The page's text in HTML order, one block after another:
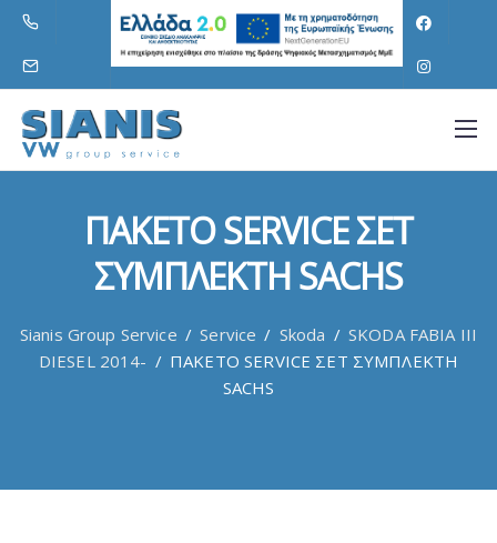
ΠΑΚΕΤΟ SERVICE ΣΕΤ
ΣΥΜΠΛΕΚΤΗ SACHS
Sianis Group Service / Service / Skoda / SKODA FABIA III
DIESEL 2014- / ΠΑΚΕΤΟ SERVICE ΣΕΤ ΣΥΜΠΛΕΚΤΗ
SACHS